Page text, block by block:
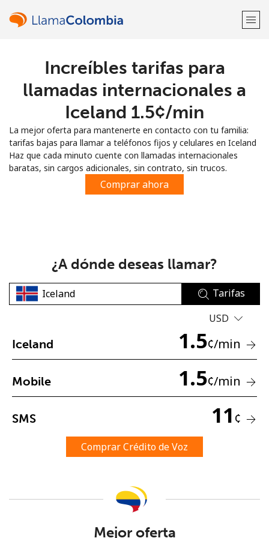
¡Bienvenido!
Regístrate con
Mínimo 8 caracteres
Una letra mayúscula y una minúscula
Un caracter especial
Mantente en contacto para recibir nuestras mejores
Increíbles tarifas para
llamadas internacionales a
Iceland ⁦1.5¢⁩/min
La mejor oferta para mantenerte en contacto con tu familia:
tarifas bajas para llamar a teléfonos fijos y celulares en Iceland
Haz que cada minuto cuente con llamadas internacionales
baratas, sin cargos adicionales, sin contrato, sin trucos.
Comprar ahora
¿A dónde deseas llamar?
Tarifas
USD
Iceland 1.5¢/min
Mobile 1.5¢/min
SMS 11 ¢
Comprar Crédito de Voz
Mejor oferta